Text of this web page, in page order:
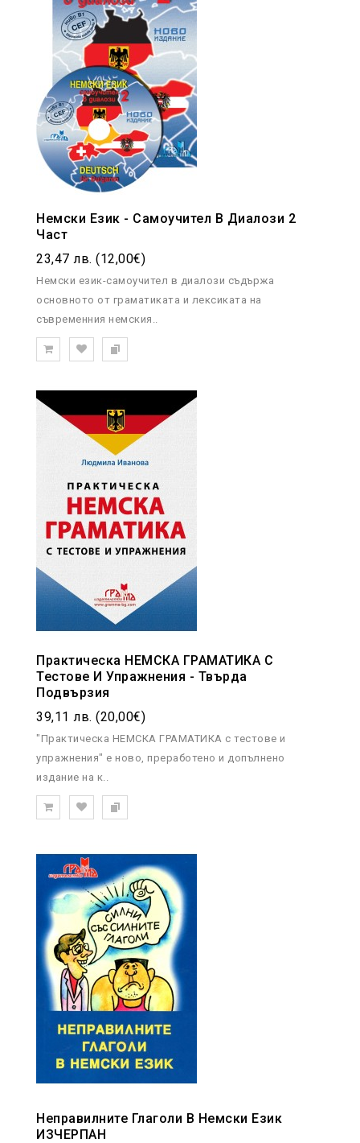
Немски Език - Самоучител В Диалози 2
Част
23,47 лв. (12,00€)
Немски език-самоучител в диалози съдържа
основното от граматиката и лексиката на
съвременния немския..
Практическа НЕМСКА ГРАМАТИКА С
Тестове И Упражнения - Твърда
Подвързия
39,11 лв. (20,00€)
"Практическа НЕМСКА ГРАМАТИКА с тестове и
упражнения" е ново, преработено и допълнено
издание на к..
Неправилните Глаголи В Немски Език
ИЗЧЕРПАН